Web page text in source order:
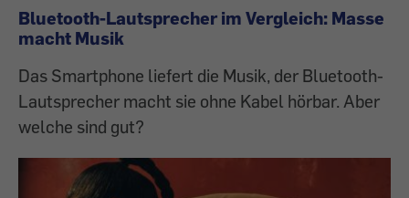
Bluetooth-Lautsprecher im Vergleich: Masse
macht Musik
Das Smartphone liefert die Musik, der Bluetooth-
Lautsprecher macht sie ohne Kabel hörbar. Aber
welche sind gut?